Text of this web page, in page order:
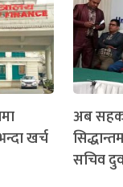
खर्च
अब
सचिव